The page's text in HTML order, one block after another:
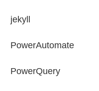
jekyll
PowerAutomate
PowerQuery